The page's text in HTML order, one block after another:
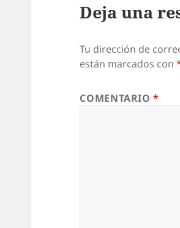
Deja una
Tu dirección de
están marcados con
COMENTARIO*